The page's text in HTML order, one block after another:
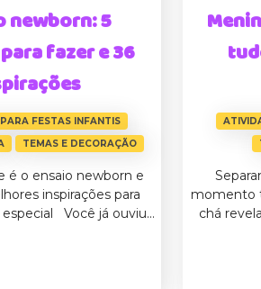
newborn: 5
fazer e 36
FESTAS INFANTIS
TEMAS E DECORAÇÃO
é o ensaio newborn e
inspirações para
Você já ouviu...
momento
chá